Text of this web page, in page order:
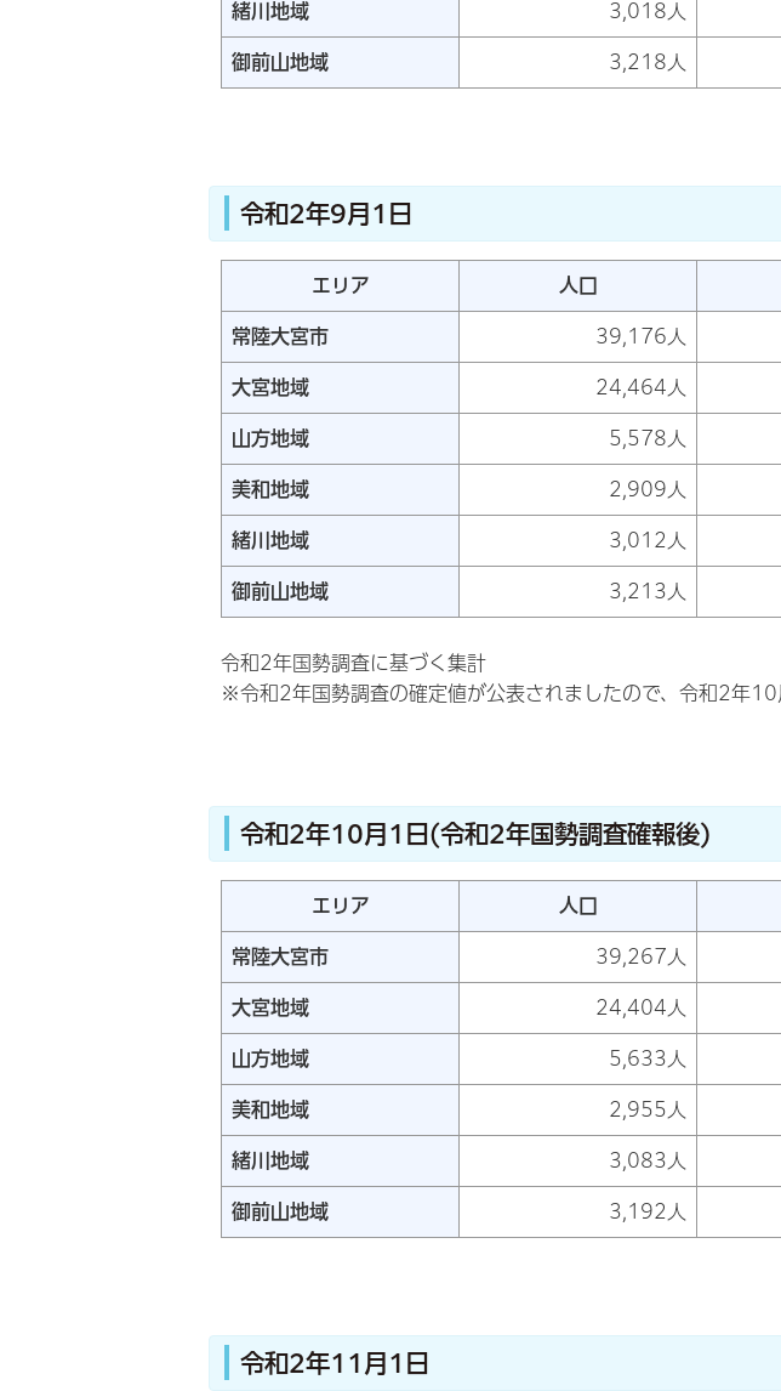
緒川地域 3,018人
御前山地域 3,218人
令和2年9月1日
エリア 人口
常陸大宮市 39,176人
大宮地域 24,464人
山方地域 5,578人
美和地域 2,909人
緒川地域 3,012人
御前山地域 3,213人
令和2年国勢調査に基づく集計
※令和2年国勢調査の確定値が公表されましたので、令和2年10
令和2年10月1日(令和2年国勢調査確報後)
エリア 人口
常陸大宮市 39,267人
大宮地域 24,404人
山方地域 5,633人
美和地域 2,955人
緒川地域 3,083人
御前山地域 3,192人
令和2年11月1日